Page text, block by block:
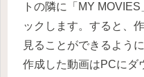
トの隣に「MY
ックします。すると、
見ることができるよう
作成した動画はPCにダ